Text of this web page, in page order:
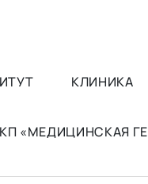
КЛИНИКА
«МЕДИЦИНСКАЯ